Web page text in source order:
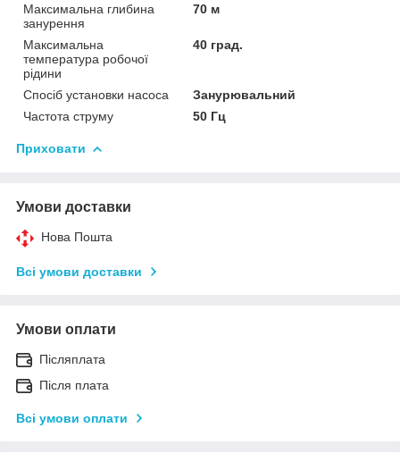
Максимальна глибина
занурення
70 м
Максимальна
температура робочої
рідини
40 град.
Спосіб установки насоса
Занурювальний
Частота струму
50 Гц
Приховати
Умови доставки
Нова Пошта
Всі умови доставки
Умови оплати
Післяплата
Після плата
Всі умови оплати